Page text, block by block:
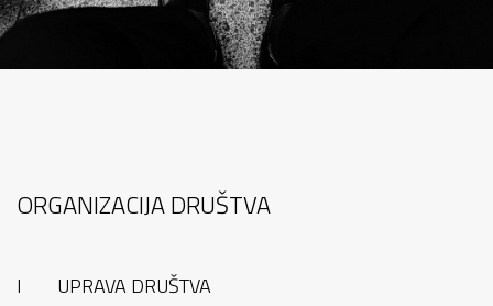
ORGANIZACIJA DRUŠTVA
I UPRAVA DRUŠTVA